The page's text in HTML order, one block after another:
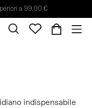
a 99,00 €
indispensabile